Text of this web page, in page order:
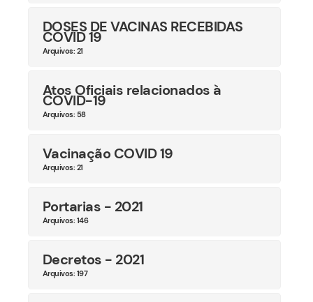
DOSES DE VACINAS RECEBIDAS
COVID 19
Arquivos: 21
Atos Oficiais relacionados à
COVID-19
Arquivos: 58
Vacinação COVID 19
Arquivos: 21
Portarias - 2021
Arquivos: 146
Decretos - 2021
Arquivos: 197